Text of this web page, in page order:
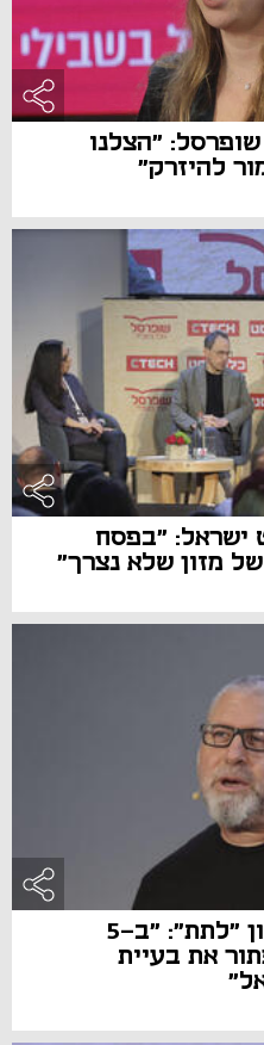
"הצלנו
ישראל: "בפסח
מנכ"ל ארגון "לתת": "ב-5
את בעיית